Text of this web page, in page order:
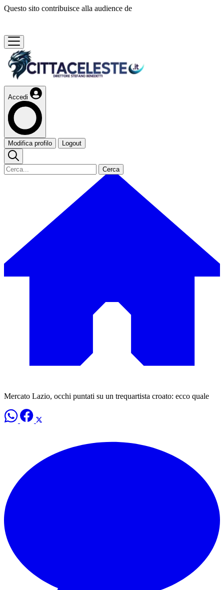
Questo sito contribuisce alla audience de
Accedi
Modifica profilo Logout
Cerca
Mercato Lazio, occhi puntati su un trequartista croato: ecco quale